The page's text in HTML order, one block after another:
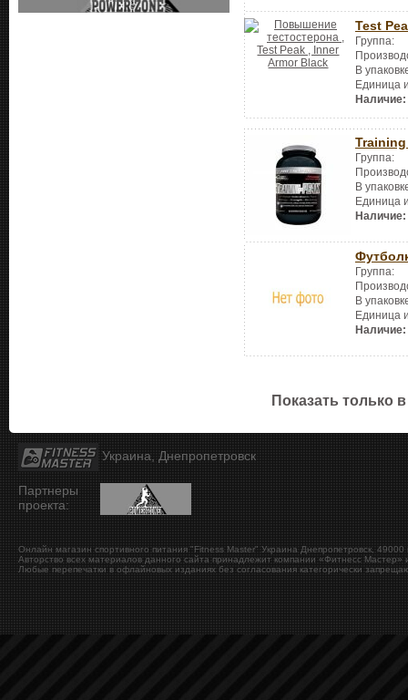
Test
Группа:
В
Единица
Наличие:
Training
Группа:
В
Единица
Наличие:
Группа:
В
Единица
Наличие:
Показать только
Украина, Днепропетровск
Партнеры
проекта:
Онлайн магазин спортивного питания "Fitness Master" Украина Днепропетровск 49000
Авторство всех материалов данного сайта принадлежит компании «Фитнесс Мастер»
Любые перепечатки в офлайновых изданиях без согласования категорически